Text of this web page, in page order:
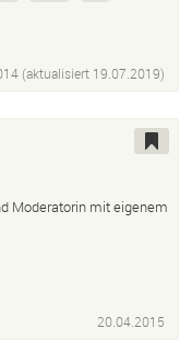
(aktualisiert 19.07.2019)
Moderatorin mit eigenem
20.04.2015